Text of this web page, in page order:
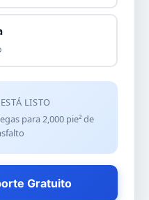
LISTO
para 2,000pie² de
Gratuito